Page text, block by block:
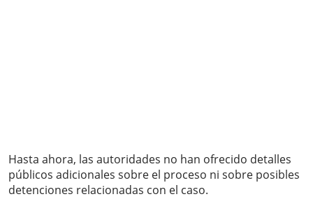
Hasta ahora, las autoridades no han ofrecido detalles
públicos adicionales sobre el proceso ni sobre posibles
detenciones relacionadas con el caso.